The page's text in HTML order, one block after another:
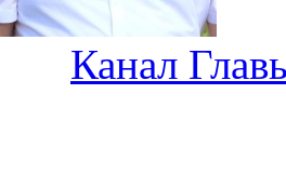
Канал